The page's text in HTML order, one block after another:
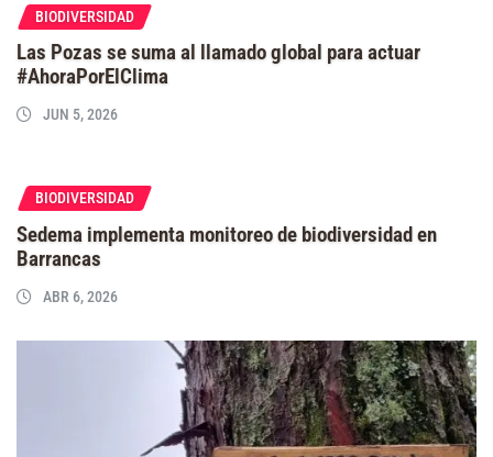
BIODIVERSIDAD
Las Pozas se suma al llamado global para actuar
#AhoraPorElClima
JUN 5, 2026
BIODIVERSIDAD
Sedema implementa monitoreo de biodiversidad en
Barrancas
ABR 6, 2026